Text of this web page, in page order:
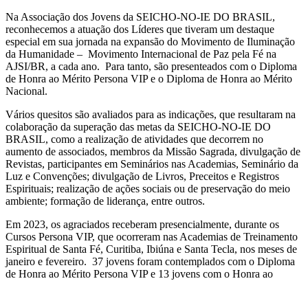
Na Associação dos Jovens da SEICHO-NO-IE DO BRASIL,
reconhecemos a atuação dos Líderes que tiveram um destaque
especial em sua jornada na expansão do Movimento de Iluminação
da Humanidade – Movimento Internacional de Paz pela Fé na
AJSI/BR, a cada ano. Para tanto, são presenteados com o Diploma
de Honra ao Mérito Persona VIP e o Diploma de Honra ao Mérito
Nacional.
Vários quesitos são avaliados para as indicações, que resultaram na
colaboração da superação das metas da SEICHO-NO-IE DO
BRASIL, como a realização de atividades que decorrem no
aumento de associados, membros da Missão Sagrada, divulgação de
Revistas, participantes em Seminários nas Academias, Seminário da
Luz e Convenções; divulgação de Livros, Preceitos e Registros
Espirituais; realização de ações sociais ou de preservação do meio
ambiente; formação de liderança, entre outros.
Em 2023, os agraciados receberam presencialmente, durante os
Cursos Persona VIP, que ocorreram nas Academias de Treinamento
Espiritual de Santa Fé, Curitiba, Ibiúna e Santa Tecla, nos meses de
janeiro e fevereiro. 37 jovens foram contemplados com o Diploma
de Honra ao Mérito Persona VIP e 13 jovens com o Honra ao